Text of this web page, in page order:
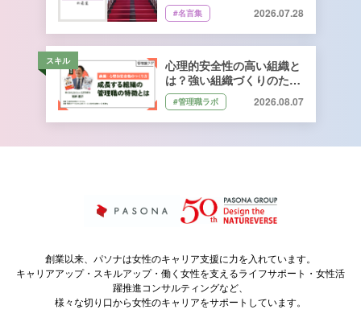
#名言集 2026.07.28
スキル
心理的安全性の高い組織と
は？強い組織づくりのため
に管理職ができること｜石
井遼介さん監修
#管理職ラボ 2026.08.07
創業以来、パソナは女性のキャリア支援に力を入れています。
キャリアアップ・スキルアップ・働く女性を支えるライフサポート・女性活
躍推進コンサルティングなど、
様々な切り口から女性のキャリアをサポートしています。